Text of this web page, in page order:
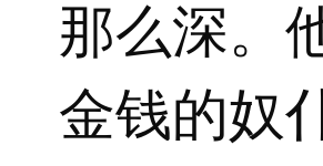
那么深。
金钱的奴